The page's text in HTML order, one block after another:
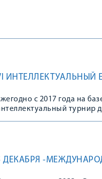
ИНТЕЛЛЕКТУАЛЬНЫЙ
с 2017 года на
турнир
ДЕКАБРЯ -